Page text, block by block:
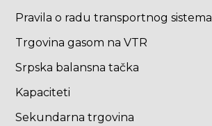
Pravila o radu transportnog sistema
Trgovina gasom na VTR
Srpska balansna tačka
Kapaciteti
Sekundarna trgovina